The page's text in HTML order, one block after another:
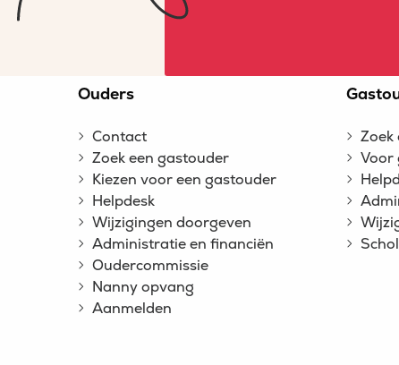
footer
Ouders
Contact
Zoek een gastouder
Kiezen voor een gastouder
Helpdesk
Wijzigingen doorgeven
Administratie en financiën
Oudercommissie
Nanny opvang
Aanmelden
Zoek
Voor